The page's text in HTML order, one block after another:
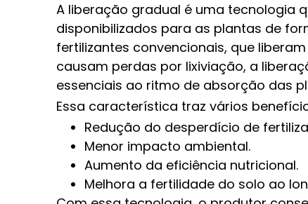
A liberação gradual é uma tecnologia
disponibilizados para as plantas de
fertilizantes convencionais, que
causam perdas por lixiviação, a
essenciais ao ritmo de absorção das
Essa característica traz vários
Redução do desperdício de
Menor impacto ambiental.
Aumento da eficiência nutricional.
Melhora a fertilidade do solo ao